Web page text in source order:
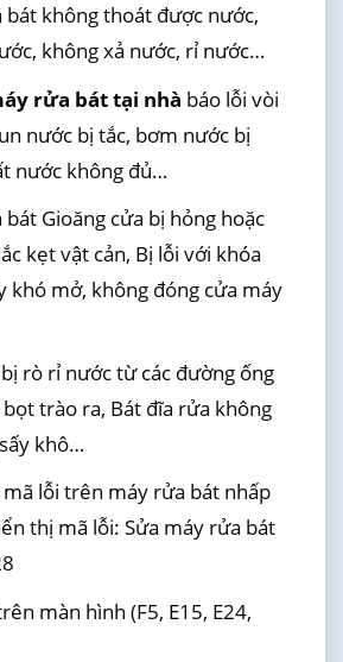
bát không thoát được nước,
không xả nước, rỉ nước…
rửa bát tại nhà báo lỗi vòi
nước bị tắc, bơm nước bị
nước không đủ…
Gioăng cửa bị hỏng hoặc
kẹt vật cản, Bị lỗi với khóa
khó mở, không đóng cửa máy
rò rỉ nước từ các đường ống
bọt trào ra, Bát đĩa rửa không
khô…
mã lỗi trên máy rửa bát nhấp
thị mã lỗi: Sửa máy rửa bát
màn hình (F5, E15, E24,